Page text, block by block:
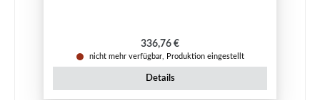
Regulärer Preis:
336,76 €
nicht mehr verfügbar, Produktion eingestellt
Details